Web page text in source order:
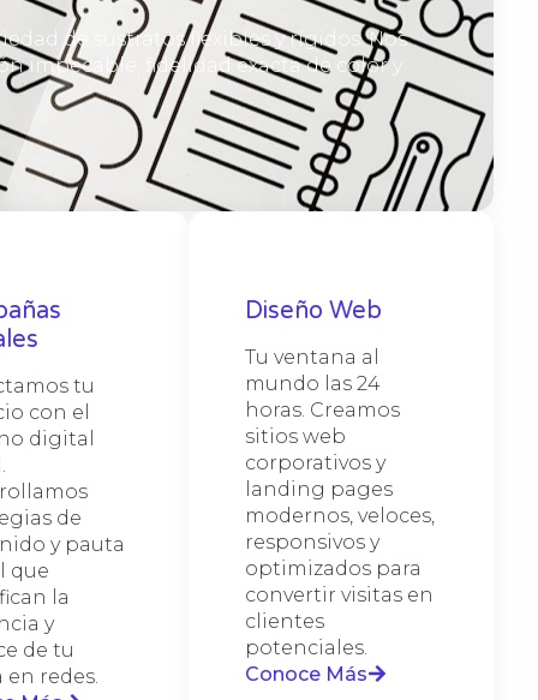
de sustratos flexibles y rígidos. Nos
impecable, fidelidad exacta de color y
tu
con el
digital
de
y pauta
que
la
y
de tu
en redes.
Diseño Web
Tu ventana al
mundo las 24
horas. Creamos
sitios web
corporativos y
landing pages
modernos, veloces,
responsivos y
optimizados para
convertir visitas en
clientes
potenciales.
Conoce Más
y
tu
la
de
con
de
que
y
en